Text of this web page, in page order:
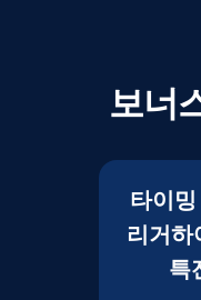
보너
타이
리거
특